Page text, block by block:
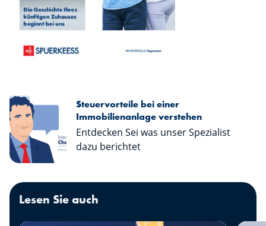
HerunterladenBroschüre "Ratgeber
Steuervorteile bei einer
Immobilienanlage verstehen
Entdecken Sei was unser Spezialist
dazu berichtet
Lesen Sie auch